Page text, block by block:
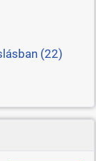
(22)